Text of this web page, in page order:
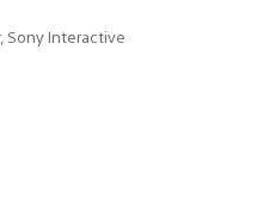
Sony Interactive